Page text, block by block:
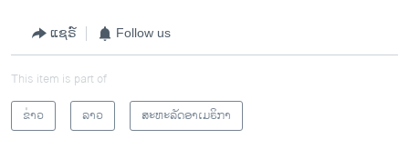
ແຊຣ໌ Follow us
This item is part of
ຂ່າວ
ລາວ ສະຫະລັດອາເມຣິກາ